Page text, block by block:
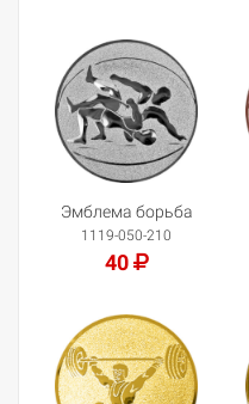
Добавить в корзину
Эмблема борьба
1119-050-210
40
Добавить в корзину